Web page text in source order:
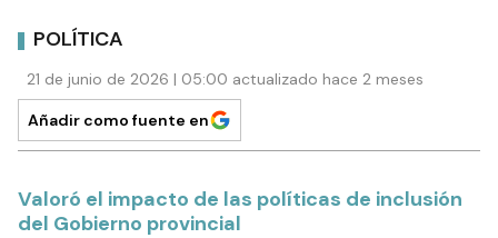
POLÍTICA
21 de junio de 2026 | 05:00 actualizado hace 2 meses
Añadir como fuente en
Valoró el impacto de las políticas de inclusión
del Gobierno provincial